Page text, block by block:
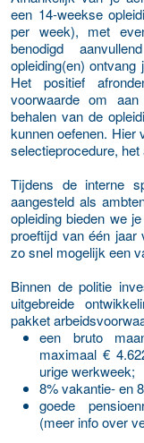
een 14-weekse
per week), met
benodigd
opleiding(en)
Het positief
voorwaarde om
behalen van de
kunnen oefenen. Hier
selectieprocedure,
Tijdens de interne
aangesteld als
opleiding bieden we
proeftijd van één jaar
zo snel mogelijk een
Binnen de politie
uitgebreide
pakket
een bruto
maximaal €
urige werkweek;
8% vakantie- en
goede
(meer info over